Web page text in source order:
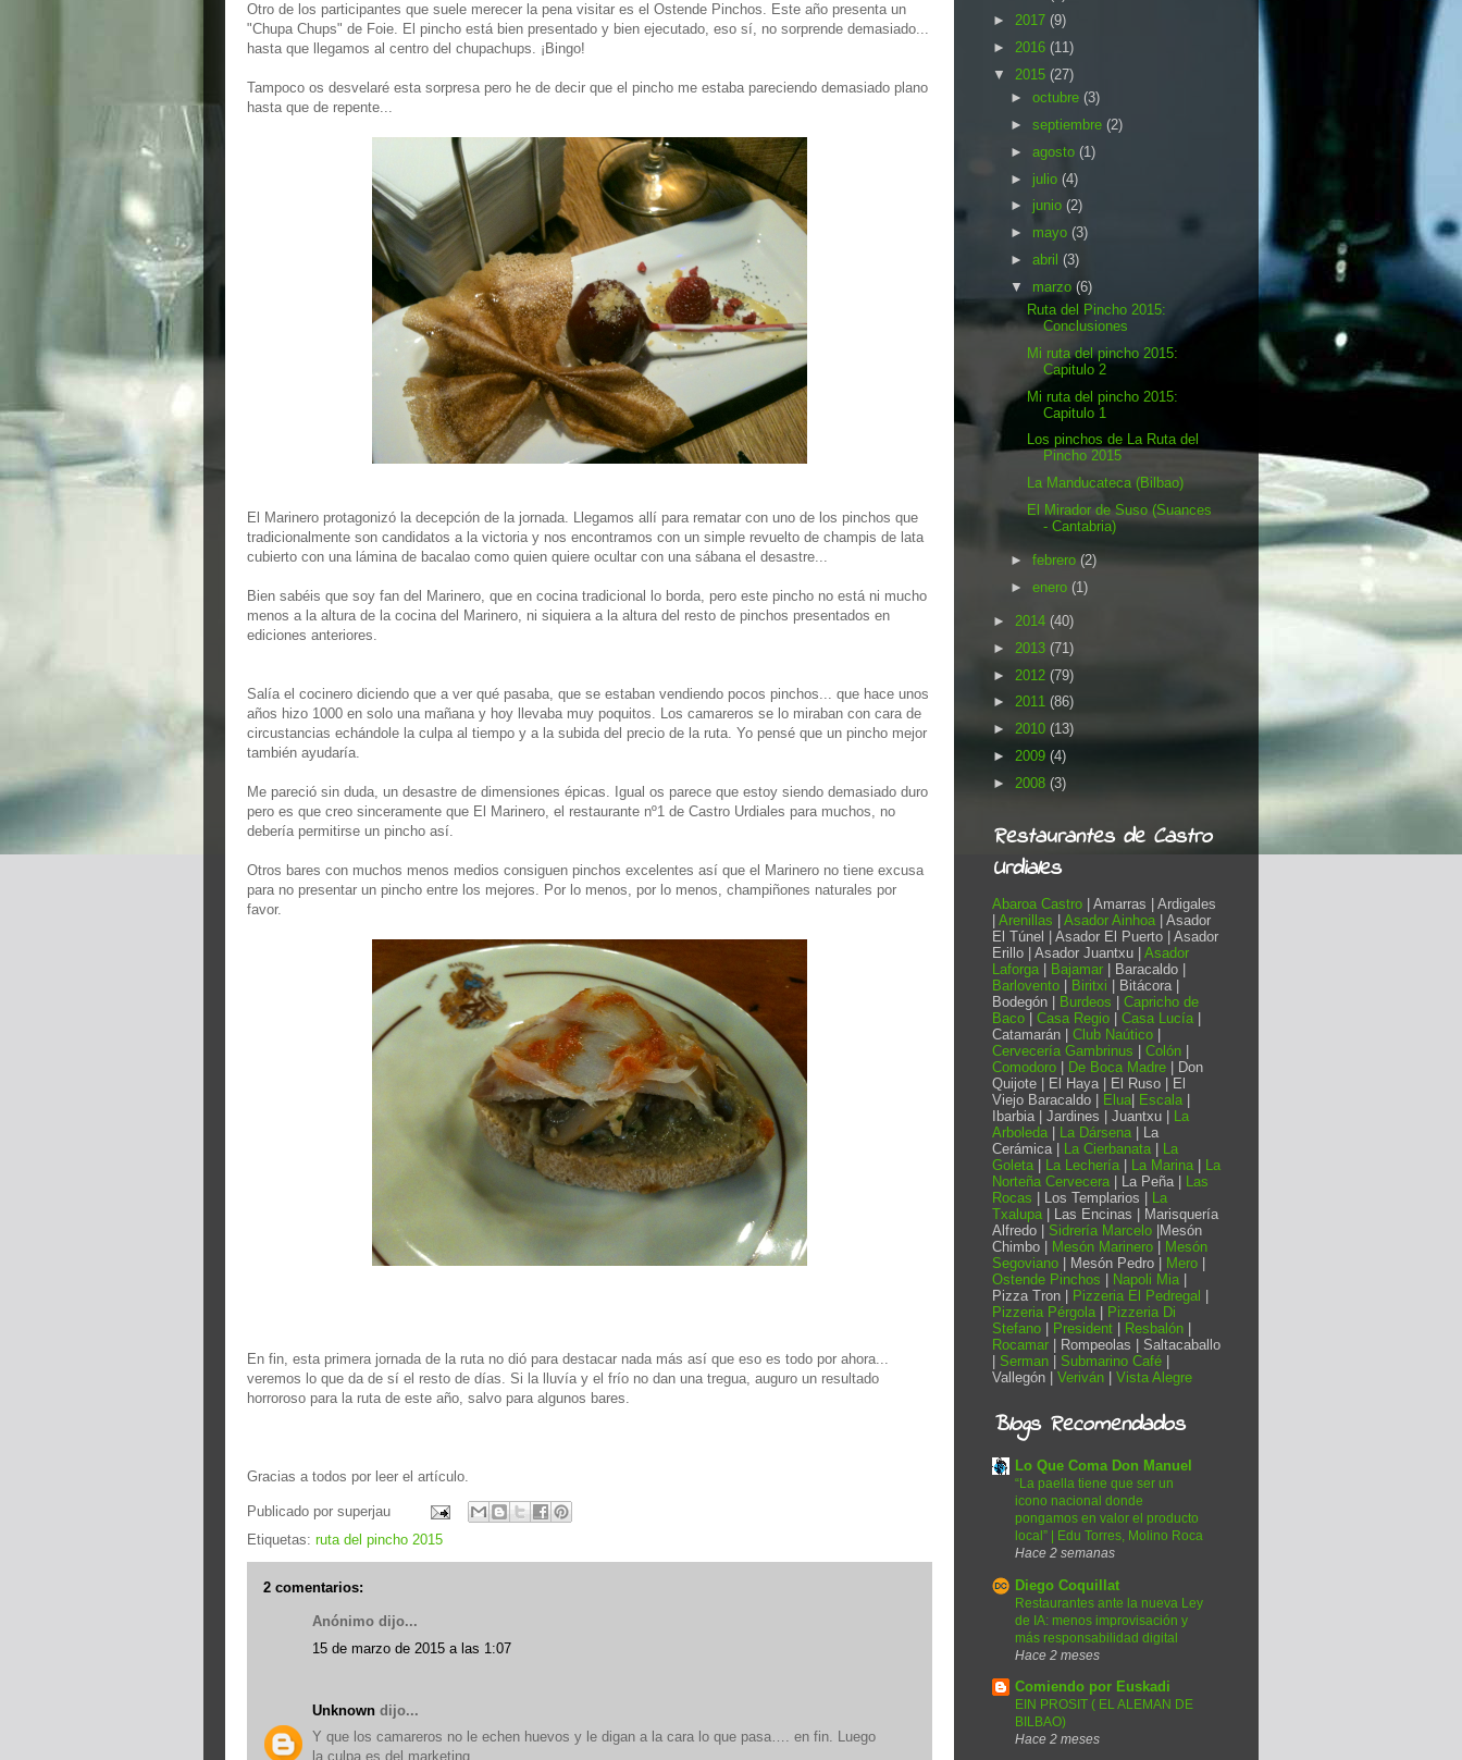
Otro de los participantes que suele merecer la pena visitar es el Ostende Pinchos. Este año presenta un
"Chupa Chups" de Foie. El pincho está bien presentado y bien ejecutado, eso sí, no sorprende demasiado...
hasta que llegamos al centro del chupachups. ¡Bingo!
Tampoco os desvelaré esta sorpresa pero he de decir que el pincho me estaba pareciendo demasiado plano
hasta que de repente...
El Marinero protagonizó la decepción de la jornada. Llegamos allí para rematar con uno de los pinchos que
tradicionalmente son candidatos a la victoria y nos encontramos con un simple revuelto de champis de lata
cubierto con una lámina de bacalao como quien quiere ocultar con una sábana el desastre...
Bien sabéis que soy fan del Marinero, que en cocina tradicional lo borda, pero este pincho no está ni mucho
menos a la altura de la cocina del Marinero, ni siquiera a la altura del resto de pinchos presentados en
ediciones anteriores.
Salía el cocinero diciendo que a ver qué pasaba, que se estaban vendiendo pocos pinchos... que hace unos
años hizo 1000 en solo una mañana y hoy llevaba muy poquitos. Los camareros se lo miraban con cara de
circustancias echándole la culpa al tiempo y a la subida del precio de la ruta. Yo pensé que un pincho mejor
también ayudaría.
Me pareció sin duda, un desastre de dimensiones épicas. Igual os parece que estoy siendo demasiado duro
pero es que creo sinceramente que El Marinero, el restaurante nº1 de Castro Urdiales para muchos, no
debería permitirse un pincho así.
Otros bares con muchos menos medios consiguen pinchos excelentes así que el Marinero no tiene excusa
para no presentar un pincho entre los mejores. Por lo menos, por lo menos, champiñones naturales por
favor.
En fin, esta primera jornada de la ruta no dió para destacar nada más así que eso es todo por ahora...
veremos lo que da de sí el resto de días. Si la lluvía y el frío no dan una tregua, auguro un resultado
horroroso para la ruta de este año, salvo para algunos bares.
Gracias a todos por leer el artículo.
Publicado por superjau
Etiquetas: ruta del pincho 2015
2 comentarios:
Anónimo dijo...
15 de marzo de 2015 a las 1:07
Unknown dijo...
Y que los camareros no le echen huevos y le digan a la cara lo que pasa…. en fin. Luego
la culpa es del marketing.
► 2017 (9)
► 2016 (11)
▼ 2015 (27)
► octubre (3)
► septiembre (2)
► agosto (1)
► julio (4)
► junio (2)
► mayo (3)
► abril (3)
▼ marzo (6)
Ruta del Pincho 2015:
Conclusiones
Mi ruta del pincho 2015:
Capitulo 2
Mi ruta del pincho 2015:
Capitulo 1
Los pinchos de La Ruta del
Pincho 2015
La Manducateca (Bilbao)
El Mirador de Suso (Suances
- Cantabria)
► febrero (2)
► enero (1)
► 2014 (40)
► 2013 (71)
► 2012 (79)
► 2011 (86)
► 2010 (13)
► 2009 (4)
► 2008 (3)
Restaurantes de Castro
Urdiales
Abaroa Castro | Amarras | Ardigales
Arenillas Asador Ainhoa | Asador
El Túnel | Asador El Puerto | Asador
Erillo | Asador Juantxu |
Asador
Laforga
Bajamar
| Baracaldo |
Barlovento
Biritxi
| Bitácora |
Bodegón |
Burdeos
Capricho de
Baco
Casa Regio Casa Lucía
Catamarán | Club Naútico
Cervecería Gambrinus
Colón
Comodoro
De Boca Madre | Don
Quijote | El Haya | El Ruso | El
Viejo Baracaldo |
Elua Escala
Ibarbia | Jardines | Juantxu |
La
Arboleda
La Dársena | La
Cerámica |
La Cierbanata
La
Goleta
La Lechería La Marina
La
Norteña Cervecera | La Peña |
Las
Rocas | Los Templarios |
La
Txalupa | Las Encinas | Marisquería
Alfredo | Sidrería Marcelo |Mesón
Chimbo |
Mesón Marinero
Mesón
Segoviano | Mesón Pedro | Mero
Ostende Pinchos
Napoli Mia
Pizza Tron |
Pizzeria El Pedregal
Pizzeria Pérgola
Pizzeria Di
Stefano
President Resbalón
Rocamar
| Rompeolas | Saltacaballo
Serman Submarino Café
Vallegón | Veriván Vista Alegre
Blogs Recomendados
Lo Que Coma Don Manuel
“La paella tiene que ser un
icono nacional donde
pongamos en valor el producto
local” | Edu Torres, Molino Roca
Hace 2 semanas
Diego Coquillat
Restaurantes ante la nueva Ley
de IA: menos improvisación y
más responsabilidad digital
Hace 2 meses
Comiendo por Euskadi
EIN PROSIT ( EL ALEMAN DE
BILBAO)
Hace 2 meses